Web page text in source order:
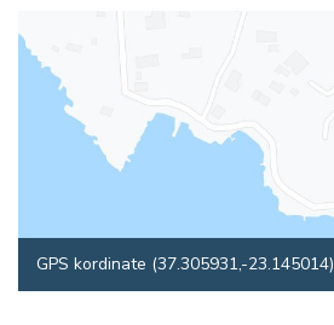
GPS kordinate (37.305931,-23.145014)